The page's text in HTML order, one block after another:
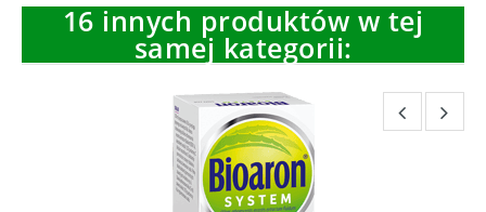
16 innych produktów w tej
samej kategorii: